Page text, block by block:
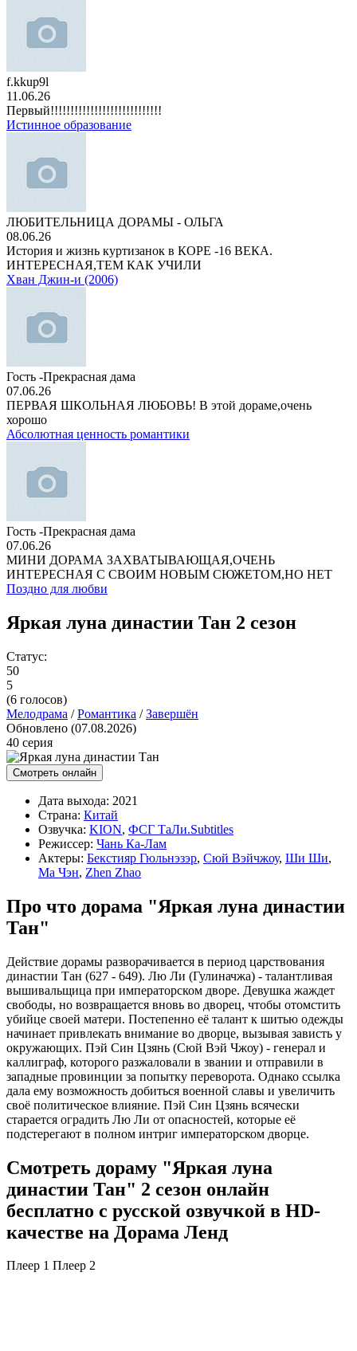
f.kkup9l
11.06.26
Первый!!!!!!!!!!!!!!!!!!!!!!!!!!!!
Истинное образование
ЛЮБИТЕЛЬНИЦА ДОРАМЫ - ОЛЬГА
08.06.26
История и жизнь куртизанок в КОРЕ -16 ВЕКА.
ИНТЕРЕСНАЯ,ТЕМ КАК УЧИЛИ
Хван Джин-и (2006)
Гость -Прекрасная дама
07.06.26
ПЕРВАЯ ШКОЛЬНАЯ ЛЮБОВЬ! В этой дораме,очень
хорошо
Абсолютная ценность романтики
Гость -Прекрасная дама
07.06.26
МИНИ ДОРАМА ЗАХВАТЫВАЮЩАЯ,ОЧЕНЬ
ИНТЕРЕСНАЯ С СВОИМ НОВЫМ СЮЖЕТОМ,НО НЕТ
Поздно для любви
Яркая луна династии Тан 2 сезон
Статус:
50
5
(6 голосов)
Мелодрама /Романтика /Завершён
Обновлено (07.08.2026)
40 серия
Смотреть онлайн
Дата выхода: 2021
Страна: Китай
Озвучка: KION, ФСГ ТаЛи.Subtitles
Режиссер: Чань Ка-Лам
Актеры: Бекстияр Гюльнэзэр, Сюй Вэйчжоу, Ши Ши,
Ма Чэн, Zhen Zhao
Про что дорама "Яркая луна династии
Тан"
Действие дорамы разворачивается в период царствования
династии Тан (627 - 649). Лю Ли (Гулиначжа) - талантливая
вышивальщица при императорском дворе. Девушка жаждет
свободы, но возвращается вновь во дворец, чтобы отомстить
убийце своей матери. Постепенно её талант к шитью одежды
начинает привлекать внимание во дворце, вызывая зависть у
окружающих. Пэй Син Цзянь (Сюй Вэй Чжоу) - генерал и
каллиграф, которого разжаловали в звании и отправили в
западные провинции за попытку переворота. Однако ссылка
дала ему возможность добиться военной славы и увеличить
своё политическое влияние. Пэй Син Цзянь всячески
старается оградить Лю Ли от опасностей, которые её
подстерегают в полном интриг императорском дворце.
Смотреть дораму "Яркая луна
династии Тан" 2 сезон онлайн
бесплатно с русской озвучкой в HD-
качестве на Дорама Ленд
Плеер 1 Плеер 2